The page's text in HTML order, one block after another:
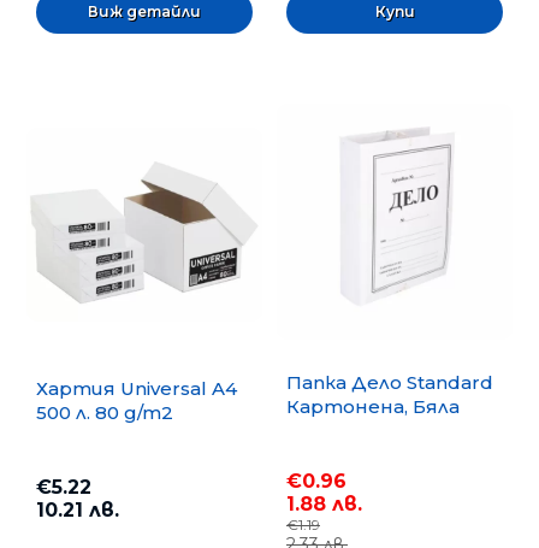
Виж детайли
Хартия Universal A4
500 л. 80 g/m2
€5.22
10.21 лв.
Папка Дело Standard
Картонена, Бяла
€0.96
1.88 лв.
€1.19